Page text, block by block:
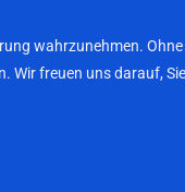
wahrzunehmen.
Wir freuen uns darauf,